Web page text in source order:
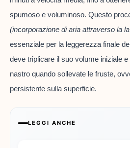
spumoso e voluminoso. Questo
(incorporazione di aria attraverso la
essenziale per la leggerezza finale
deve triplicare il suo volume iniziale
nastro quando sollevate le fruste,
persistente sulla superficie.
LEGGI ANCHE